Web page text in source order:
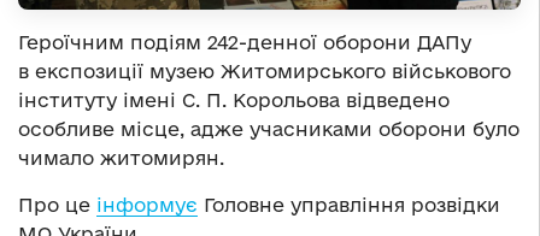
Героїчним подіям 242-денної оборони ДАПу
в експозиції музею Житомирського військового
інституту імені С. П. Корольова відведено
особливе місце, адже учасниками оборони було
чимало житомирян.
Про це інформує Головне управління розвідки